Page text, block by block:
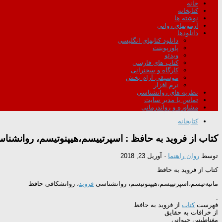
خانه
کتابخانه
نوشته ها
آزمونهای روانی
دانلودها
دانلود کتابهای انگلیسی
پاورپوینت
ویدئو
کتاب های فارسی
کارگاه و سخنرانی
موسیقی آرام بخش
نرم افزار
نظریه های روانشناسی
تماس با مدیر سایت
مشاوره و رواندرمانی
کتابخانه
کتاب از فروید به حافظ : اسپرتییسم،هیپنوتیسم،
توسط روان راهنما · آوریل 23, 2018
کتاب از فروید به حافظ
مانیه‌تیسم،اسپرتییسم،هیپنوتیسم، روانشناسی فروید ، روانشکافی حافظ
فهرستکتاب از فروید به حافظ
از خرافات به حقايق
مغناطيس حيوانی